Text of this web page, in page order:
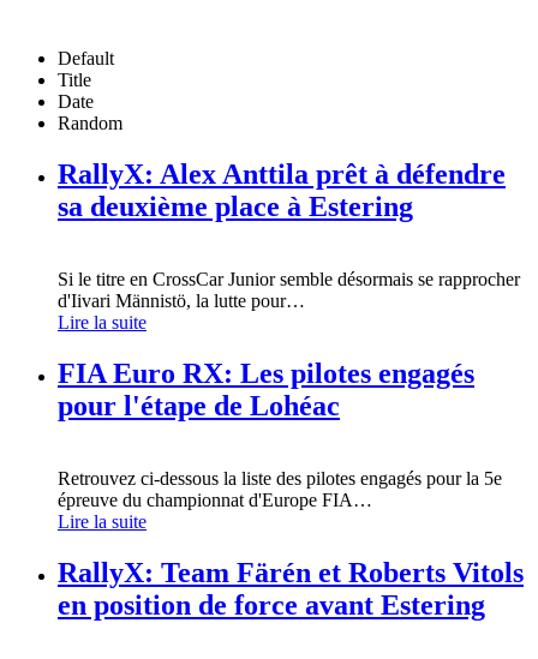
Default
Title
Date
Random
RallyX: Alex Anttila prêt à défendre
sa deuxième place à Estering
Si le titre en CrossCar Junior semble désormais se rapprocher
d'Iivari Männistö, la lutte pour…
Lire la suite
FIA Euro RX: Les pilotes engagés
pour l'étape de Lohéac
Retrouvez ci-dessous la liste des pilotes engagés pour la 5e
épreuve du championnat d'Europe FIA…
Lire la suite
RallyX: Team Färén et Roberts Vitols
en position de force avant Estering